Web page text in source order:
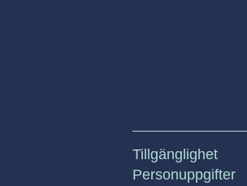
Tillgänglighet
Personuppgifter